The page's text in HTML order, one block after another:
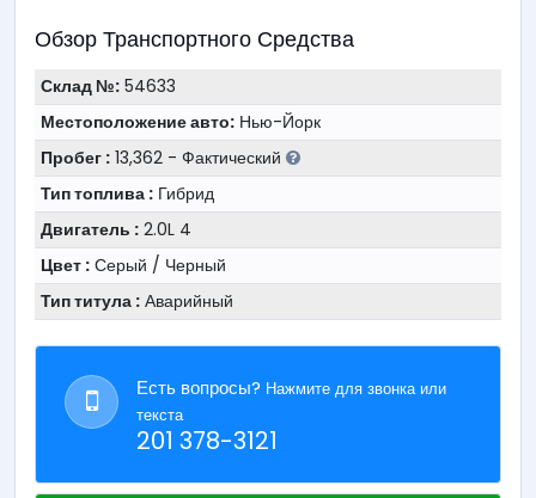
Обзор Транспортного Средства
Склад №:54633
Местоположение авто:Нью-Йорк
Пробег :13,362 - Фактический
Тип топлива :Гибрид
Двигатель :2.0L 4
Цвет :Серый / Черный
Тип титула :Аварийный
Есть вопросы? Нажмите для звонка или
текста
201 378-3121